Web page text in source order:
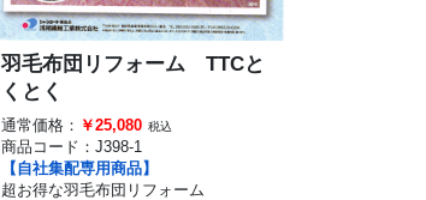
羽毛布団リフォーム TTCと
くとく
通常価格： ￥25,080 税込
商品コード： J398-1
【自社集配専用商品】
超お得な羽毛布団リフォーム